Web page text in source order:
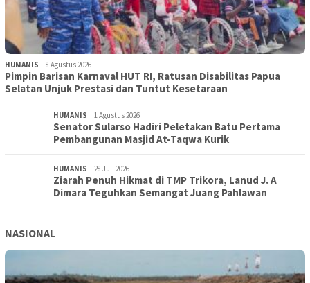
HUMANIS 8 Agustus 2026
Pimpin Barisan Karnaval HUT RI, Ratusan Disabilitas Papua
Selatan Unjuk Prestasi dan Tuntut Kesetaraan
HUMANIS 1 Agustus 2026
Senator Sularso Hadiri Peletakan Batu Pertama
Pembangunan Masjid At-Taqwa Kurik
HUMANIS 28 Juli 2026
Ziarah Penuh Hikmat di TMP Trikora, Lanud J. A
Dimara Teguhkan Semangat Juang Pahlawan
NASIONAL